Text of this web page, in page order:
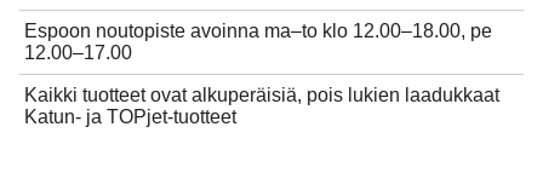
Espoon noutopiste avoinna ma–to klo 12.00–18.00, pe
12.00–17.00
Kaikki tuotteet ovat alkuperäisiä, pois lukien laadukkaat
Katun- ja TOPjet-tuotteet